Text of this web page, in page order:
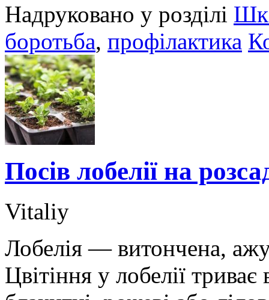
Надруковано у розділі
боротьба, профілактика
Посів лобелії на
Vitaliy
Лобелія — витончена,
Цвітіння у лобелії